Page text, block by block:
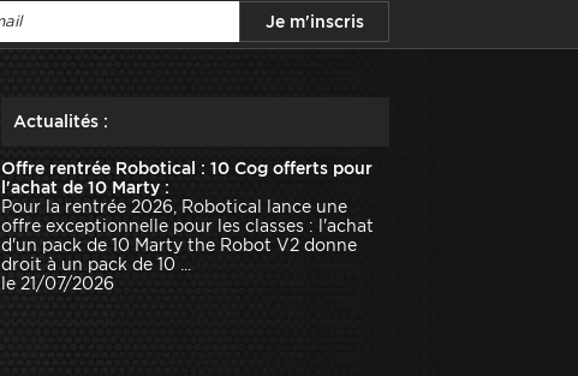
Actualités :
Offre rentrée Robotical : 10 Cog offerts pour
l'achat de 10 Marty :
Pour la rentrée 2026, Robotical lance une
offre exceptionnelle pour les classes : l'achat
d'un pack de 10 Marty the Robot V2 donne
droit à un pack de 10 ...
le 21/07/2026